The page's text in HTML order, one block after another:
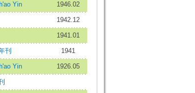
Yin 1946.02
1942.12
1941.01
刊 1941
Yin 1926.05